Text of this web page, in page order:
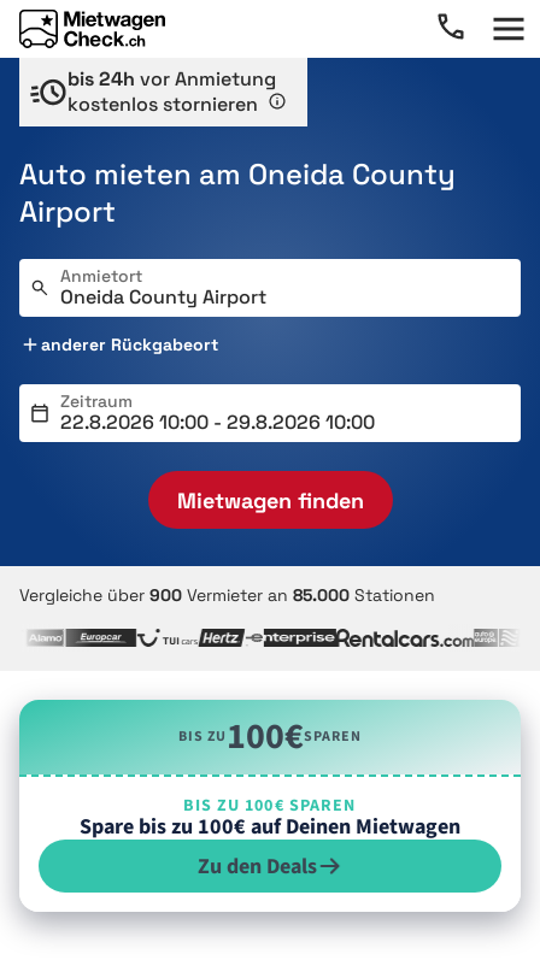
bis 24h vor Anmietung
kostenlos stornieren
Auto mieten am Oneida County
Airport
Anmietort
anderer Rückgabeort
Zeitraum
Mietwagen finden
Vergleiche über 900 Vermieter an 85.000 Stationen
BIS ZU100€SPAREN
BIS ZU 100€ SPAREN
Spare bis zu 100€ auf Deinen Mietwagen
Zu den Deals